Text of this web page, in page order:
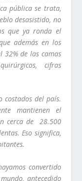
pública se trata,
desasistido, no
que ya ronda el
además en los
32% de las camas
cifras
costados del país.
mantienen el
cerca de 28.500
Eso significa,
convertido
antecedido